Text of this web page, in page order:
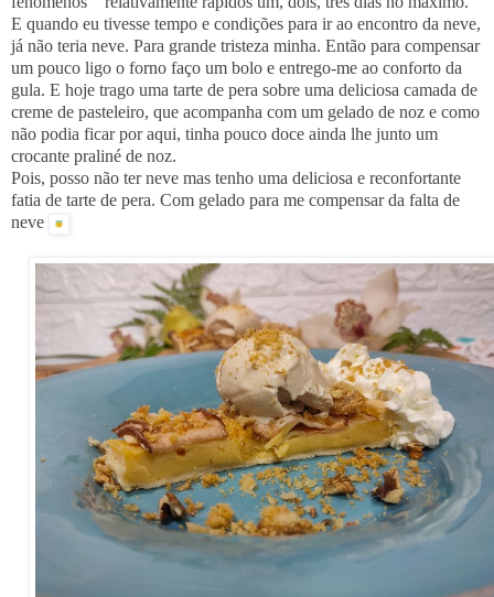
E quando eu tivesse tempo e condições para ir ao encontro da neve,
já não teria neve. Para grande tristeza minha. Então para compensar
um pouco ligo o forno faço um bolo e entrego-me ao conforto da
gula. E hoje trago uma tarte de pera sobre uma deliciosa camada de
creme de pasteleiro, que acompanha com um gelado de noz e como
não podia ficar por aqui, tinha pouco doce ainda lhe junto um
crocante praliné de noz.
Pois, posso não ter neve mas tenho uma deliciosa e reconfortante
fatia de tarte de pera. Com gelado para me compensar da falta de
neve